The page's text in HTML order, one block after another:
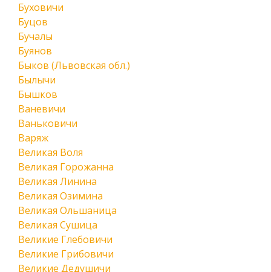
Буховичи
Буцов
Бучалы
Буянов
Быков (Львовская обл.)
Былычи
Бышков
Ваневичи
Ваньковичи
Варяж
Великая Воля
Великая Горожанна
Великая Линина
Великая Озимина
Великая Ольшаница
Великая Сушица
Великие Глебовичи
Великие Грибовичи
Великие Дедушичи